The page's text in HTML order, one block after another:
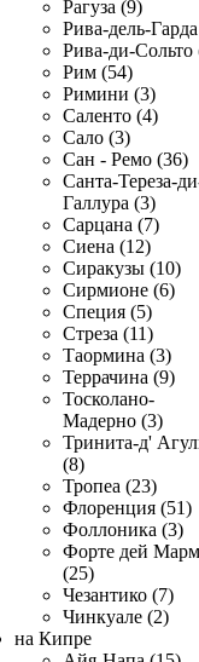
Рагуза (9)
Рива-дель-
Рива-ди-Сольто
Рим (54)
Римини (3)
Саленто (4)
Сало (3)
Сан - Ремо (36)
Санта-Тереза-
Галлура (3)
Сарцана (7)
Сиена (12)
Сиракузы (10)
Сирмионе (6)
Специя (5)
Стреза (11)
Таормина (3)
Террачина (9)
Тосколано-
Мадерно (3)
Тринита-д'
(8)
Тропеа (23)
Флоренция (51)
Фоллоника (3)
Форте дей
(25)
Чезантико (7)
Чинкуале (2)
на Кипре